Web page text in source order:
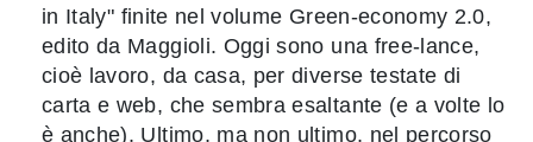
in Italy" finite nel volume Green-economy 2.0,
edito da Maggioli. Oggi sono una free-lance,
cioè lavoro, da casa, per diverse testate di
carta e web, che sembra esaltante (e a volte lo
è anche). Ultimo, ma non ultimo, nel percorso